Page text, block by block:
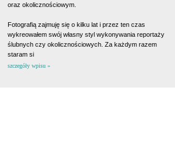
oraz okolicznościowym.
Fotografią zajmuję się o kilku lat i przez ten czas
wykreowałem swój własny styl wykonywania reportaży
ślubnych czy okolicznościowych. Za każdym razem
staram si
szczegóły wpisu »